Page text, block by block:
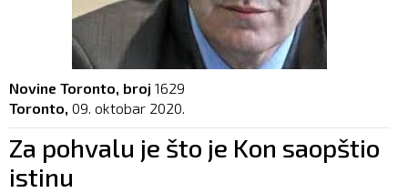
Novine Toronto, broj 1629
Toronto, 09. oktobar 2020.
Za pohvalu je što je Kon saopštio
istinu